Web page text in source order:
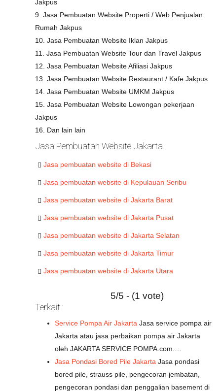
Jakpus
9. Jasa Pembuatan Website Properti / Web Penjualan
Rumah Jakpus
10. Jasa Pembuatan Website Iklan Jakpus
11. Jasa Pembuatan Website Tour dan Travel Jakpus
12. Jasa Pembuatan Website Afiliasi Jakpus
13. Jasa Pembuatan Website Restaurant / Kafe Jakpus
14. Jasa Pembuatan Website UMKM Jakpus
15. Jasa Pembuatan Website Lowongan pekerjaan
Jakpus
16. Dan lain lain
Jasa Pembuatan Website Jakarta
Jasa pembuatan website di Bekasi
Jasa pembuatan website di Kepulauan Seribu
Jasa pembuatan website di Jakarta Barat
Jasa pembuatan website di Jakarta Pusat
Jasa pembuatan website di Jakarta Selatan
Jasa pembuatan website di Jakarta Timur
Jasa pembuatan website di Jakarta Utara
5/5 - (1 vote)
Terkait :
Service Pompa Air Jakarta Jasa service pompa air
Jakarta atau jasa perbaikan pompa air Jakarta
oleh JAKARTA SERVICE POMPA.com.…
Jasa Pondasi Bored Pile Jakarta Jasa pondasi
bored pile, strauss pile, pengecoran jembatan,
pengecoran pondasi dan penggalian basement di